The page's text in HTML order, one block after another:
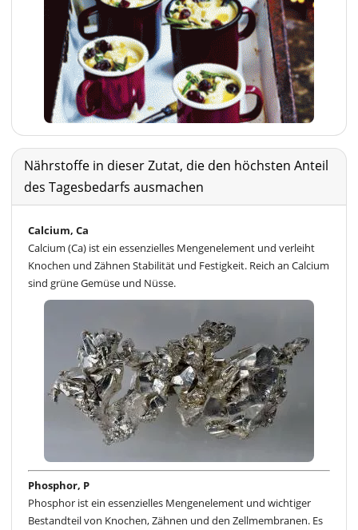
Nährstoffe in dieser Zutat, die den höchsten Anteil
des Tagesbedarfs ausmachen
Calcium, Ca
Calcium (Ca) ist ein essenzielles Mengenelement und verleiht
Knochen und Zähnen Stabilität und Festigkeit. Reich an Calcium
sind grüne Gemüse und Nüsse.
Phosphor, P
Phosphor ist ein essenzielles Mengenelement und wichtiger
Bestandteil von Knochen, Zähnen und den Zellmembranen. Es